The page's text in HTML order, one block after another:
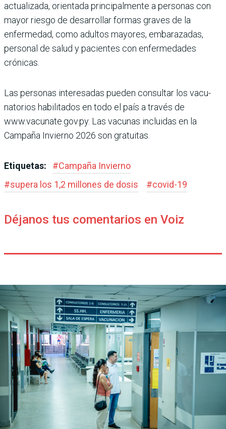
actualizada, orientada principalmente a personas con
mayor riesgo de desarrollar formas gra­ves de la
enfermedad, como adultos mayores, embara­zadas,
personal de salud y pacientes con enfermeda­des
crónicas.
Las personas interesadas pueden consultar los vacu­
natorios habilitados en todo el país a través de
www.vacunate.gov.py. Las vacu­nas incluidas en la
Campaña Invierno 2026 son gratuitas.
Etiquetas: #Campaña Invierno
#supera los 1,2 millones de dosis #covid-19
Déjanos tus comentarios en Voiz